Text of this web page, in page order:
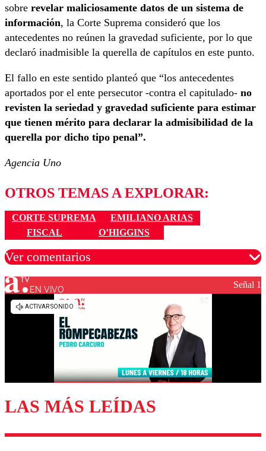
sobre revelar maliciosamente datos de un sistema de
información, la Corte Suprema consideró que los
antecedentes no reúnen la gravedad suficiente, por lo que
declaró inadmisible la querella de capítulos en este punto.
El fallo en este sentido planteó que “los antecedentes
aportados por el ente persecutor -contra el capitulado- no
revisten la seriedad y gravedad suficiente para estimar
que tienen mérito para declarar la admisibilidad de la
querella por dicho tipo penal”.
Agencia Uno
OTROS TEMAS A EXPLORAR:
CORTE SUPREMA
EMILIANO ARIAS
FISCAL
O’HIGGINS
Ver comentarios
Los comentarios son moderados para garantizar un
diálogo respetuoso.
Enviar comentario
EN VIVO Señal 1
LAS MÁS LEÍDAS